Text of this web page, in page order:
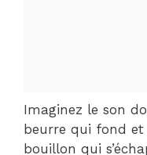
Imaginez le son
beurre qui fond et
bouillon qui